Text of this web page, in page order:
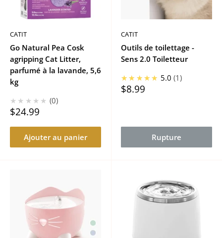
CATIT
Go Natural Pea Cosk
agripping Cat Litter,
parfumé à la lavande, 5,6
kg
★★★★★ 0
Prix
$24.99
Ajouter au panier
CATIT
Outils de toilettage -
Sens 2.0 Toiletteur
★★★★★ 5.0 1
Prix
$8.99
Rupture